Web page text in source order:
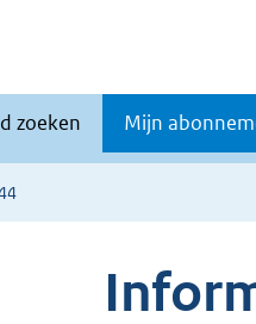
zoeken Mijn